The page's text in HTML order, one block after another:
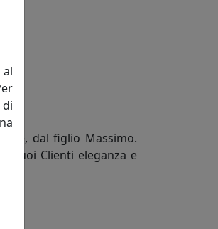
dal figlio Massimo.
suoi Clienti eleganza e